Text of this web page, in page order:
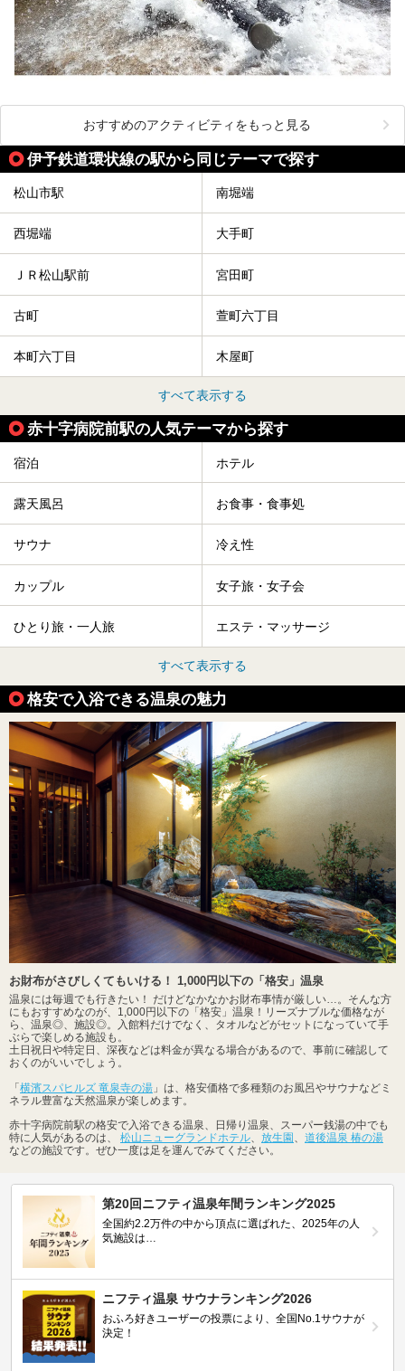
おすすめのアクティビティをもっと見る
伊予鉄道環状線の駅から同じテーマで探す
松山市駅 南堀端
西堀端 大手町
ＪＲ松山駅前 宮田町
古町 萱町六丁目
本町六丁目 木屋町
すべて表示する
赤十字病院前駅の人気テーマから探す
宿泊 ホテル
露天風呂 お食事・食事処
サウナ 冷え性
カップル 女子旅・女子会
ひとり旅・一人旅 エステ・マッサージ
すべて表示する
格安で入浴できる温泉の魅力
お財布がさびしくてもいける！ 1,000円以下の「格安」温泉
温泉には毎週でも行きたい！ だけどなかなかお財布事情が厳しい…。そんな方
にもおすすめなのが、1,000円以下の「格安」温泉！リーズナブルな価格なが
ら、温泉◎、施設◎。入館料だけでなく、タオルなどがセットになっていて手
ぶらで楽しめる施設も。
土日祝日や特定日、深夜などは料金が異なる場合があるので、事前に確認して
おくのがいいでしょう。
「 横濱スパヒルズ 竜泉寺の湯 」は、格安価格で多種類のお風呂やサウナなどミ
ネラル豊富な天然温泉が楽しめます。
赤十字病院前駅の格安で入浴できる温泉、日帰り温泉、スーパー銭湯の中でも
特に人気があるのは、 松山ニューグランドホテル、 放生園 、 道後温泉 椿の湯
などの施設です。ぜひ一度は足を運んでみてください。
第20回ニフティ温泉年間ランキング2025
全国約2.2万件の中から頂点に選ばれた、2025年の人
気施設は…
ニフティ温泉 サウナランキング2026
おふろ好きユーザーの投票により、全国No.1サウナが
決定！